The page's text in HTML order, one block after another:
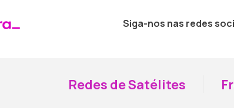
Siga-nos nas redes
Redes de Satélites